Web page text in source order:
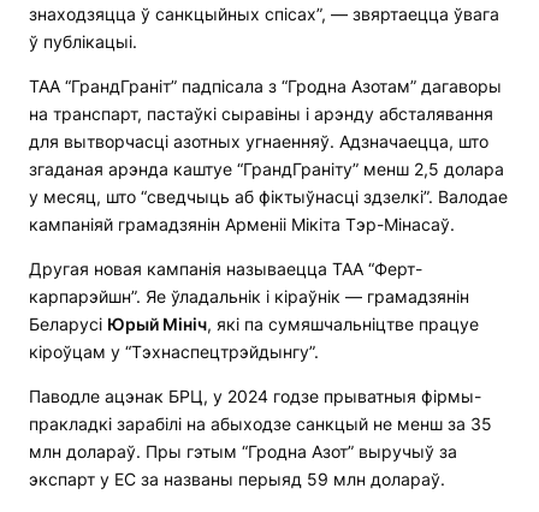
знаходзяцца ў санкцыйных спісах”, — звяртаецца ўвага
ў публікацыі.
ТАА “ГрандГраніт” падпісала з “Гродна Азотам” дагаворы
на транспарт, пастаўкі сыравіны і арэнду абсталявання
для вытворчасці азотных угнаенняў. Адзначаецца, што
згаданая арэнда каштуе “ГрандГраніту” менш 2,5 долара
у месяц, што “сведчыць аб фіктыўнасці здзелкі”. Валодае
кампаніяй грамадзянін Арменіі Мікіта Тэр-Мінасаў.
Другая новая кампанія называецца ТАА “Ферт-
карпарэйшн”. Яе ўладальнік і кіраўнік — грамадзянін
Беларусі Юрый Мініч, які па сумяшчальніцтве працуе
кіроўцам у “Тэхнаспецтрэйдынгу”.
Паводле ацэнак БРЦ, у 2024 годзе прыватныя фірмы-
пракладкі зарабілі на абыходзе санкцый не менш за 35
млн долараў. Пры гэтым “Гродна Азот” выручыў за
экспарт у ЕС за названы перыяд 59 млн долараў.